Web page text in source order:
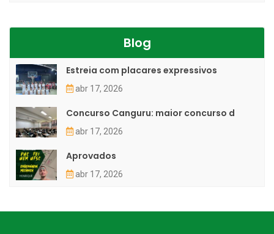
Blog
Estreia com placares expressivos
abr 17, 2026
Concurso Canguru: maior concurso d
abr 17, 2026
Aprovados
abr 17, 2026